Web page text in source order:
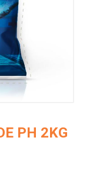
PH 2KG